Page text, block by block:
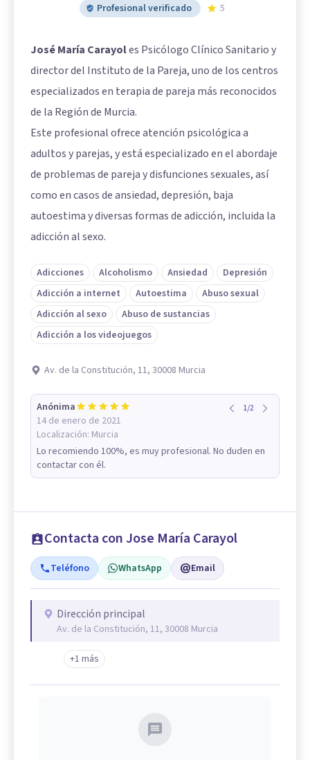
Profesional verificado 5
José María Carayoles Psicólogo Clínico Sanitario y
director del Instituto de la Pareja, uno de los centros
especializados en terapia de pareja más reconocidos
de la Región de Murcia.
Este profesional ofrece atención psicológica a
adultos y parejas, y está especializado en el abordaje
de problemas de pareja y disfunciones sexuales, así
como en casos de ansiedad, depresión, baja
autoestima y diversas formas de adicción, incluida la
adicción al sexo.
Adicciones Alcoholismo Ansiedad
Depresión
Adicción a internet
Autoestima
Abuso sexual
Adicción al sexo
Abuso de sustancias
Adicción a los videojuegos
Av. de la Constitución, 11, 30008 Murcia
Anónima
14 de enero de 2021
Localización: Murcia
1/2
Lo recomiendo 100%, es muy profesional. No duden en
contactar con él.
Contacta con Jose María Carayol
Teléfono WhatsApp Email
Dirección principal
Av. de la Constitución, 11, 30008 Murcia
+1 más